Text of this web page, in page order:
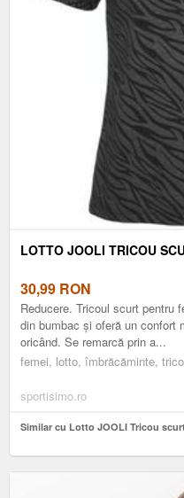
LOTTO JOOLI TRICOU
30,99 RON
Reducere. Tricoul scurt pentru
din bumbac și oferă un confort
oricând. Se remarcă prin a...
femei, lotto, îmbrăcăminte,
sportisimo.ro
Similar cu Lotto JOOLI Tricou